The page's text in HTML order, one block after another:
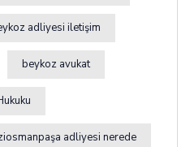
adliyesi iletişim
beykoz avukat
adliyesi nerede